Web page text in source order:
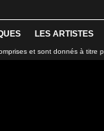
LES ARTISTES
et sont donnés à